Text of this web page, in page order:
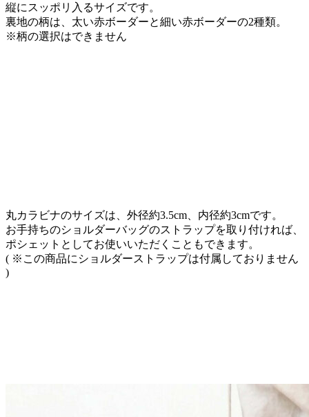
縦にスッポリ入るサイズです。
裏地の柄は、太い赤ボーダーと細い赤ボーダーの2種類。
※柄の選択はできません
丸カラビナのサイズは、外径約3.5cm、内径約3cmです。
お手持ちのショルダーバッグのストラップを取り付ければ、
ポシェットとしてお使いいただくこともできます。
( ※この商品にショルダーストラップは付属しておりません
)